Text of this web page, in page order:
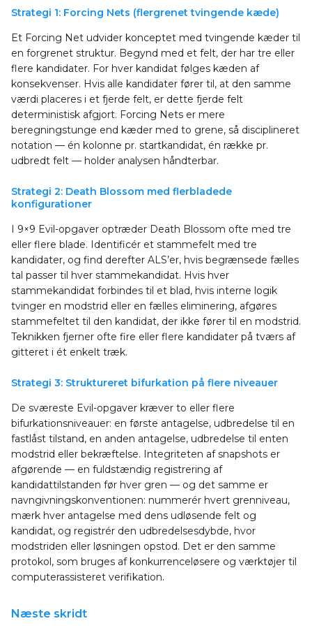
Strategi 1: Forcing Nets (flergrenet tvingende kæde)
Et Forcing Net udvider konceptet med tvingende kæder til
en forgrenet struktur. Begynd med et felt, der har tre eller
flere kandidater. For hver kandidat følges kæden af
konsekvenser. Hvis alle kandidater fører til, at den samme
værdi placeres i et fjerde felt, er dette fjerde felt
deterministisk afgjort. Forcing Nets er mere
beregningstunge end kæder med to grene, så disciplineret
notation — én kolonne pr. startkandidat, én række pr.
udbredt felt — holder analysen håndterbar.
Strategi 2: Death Blossom med flerbladede
konfigurationer
I 9×9 Evil-opgaver optræder Death Blossom ofte med tre
eller flere blade. Identificér et stammefelt med tre
kandidater, og find derefter ALS’er, hvis begrænsede fælles
tal passer til hver stammekandidat. Hvis hver
stammekandidat forbindes til et blad, hvis interne logik
tvinger en modstrid eller en fælles eliminering, afgøres
stammefeltet til den kandidat, der ikke fører til en modstrid.
Teknikken fjerner ofte fire eller flere kandidater på tværs af
gitteret i ét enkelt træk.
Strategi 3: Struktureret bifurkation på flere niveauer
De sværeste Evil-opgaver kræver to eller flere
bifurkationsniveauer: en første antagelse, udbredelse til en
fastlåst tilstand, en anden antagelse, udbredelse til enten
modstrid eller bekræftelse. Integriteten af snapshots er
afgørende — en fuldstændig registrering af
kandidattilstanden før hver gren — og det samme er
navngivningskonventionen: nummerér hvert grenniveau,
mærk hver antagelse med dens udløsende felt og
kandidat, og registrér den udbredelsesdybde, hvor
modstriden eller løsningen opstod. Det er den samme
protokol, som bruges af konkurrenceløsere og værktøjer til
computerassisteret verifikation.
Næste skridt